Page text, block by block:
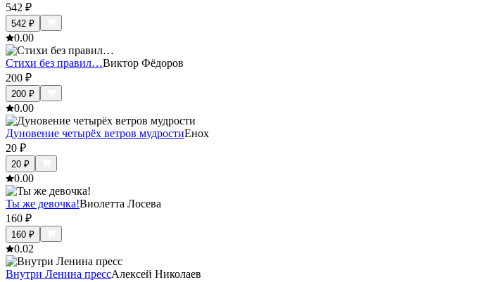
542 ₽
542 ₽
0.00
Стихи без правил…Виктор Фёдоров
200 ₽
200 ₽
0.00
Дуновение четырёх ветров мудростиЕнох
20 ₽
20 ₽
0.00
Ты же девочка!Виолетта Лосева
160 ₽
160 ₽
0.02
Внутри Ленина прессАлексей Николаев